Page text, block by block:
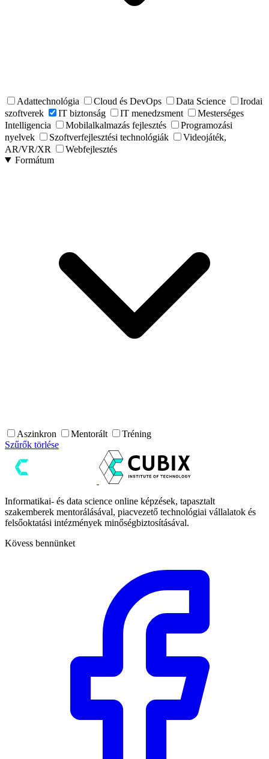
Adattechnológia Cloud és DevOps Data Science
Irodai
szoftverek
IT biztonság IT menedzsment
Mesterséges
Intelligencia
Mobilalkalmazás fejlesztés
Programozási
nyelvek
Szoftverfejlesztési technológiák
Videojáték,
AR/VR/XR
Webfejlesztés
Formátum
Aszinkron Mentorált
Tréning
Szűrők törlése
Informatikai- és data science online képzések, tapasztalt
szakemberek mentorálásával, piacvezető technológiai vállalatok és
felsőoktatási intézmények minőségbiztosításával.
Kövess bennünket